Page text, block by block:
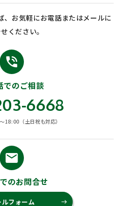
、お気軽にお電話またはメールに
ください。
phone_in_talk
でのご相談
6668
18:00（土日祝も対応）
email
のお問合せ
ルフォーム east